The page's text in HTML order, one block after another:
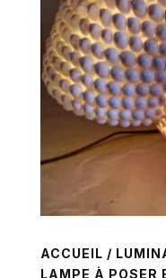
ACCUEIL /
LAMPE À POSER